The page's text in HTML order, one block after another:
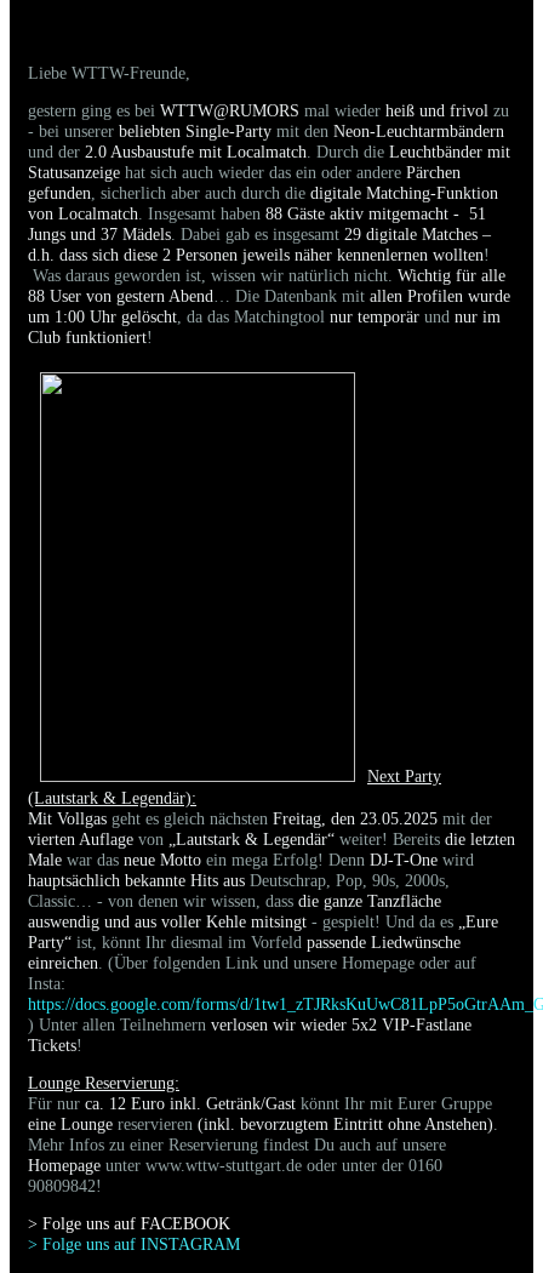
Liebe WTTW-Freunde,
gestern ging es bei WTTW@RUMORS mal wieder heiß und frivol zu
- bei unserer beliebten Single-Party mit den Neon-Leuchtarmbändern
und der 2.0 Ausbaustufe mit Localmatch . Durch die Leuchtbänder mit
Statusanzeige hat sich auch wieder das ein oder andere Pärchen
gefunden , sicherlich aber auch durch die digitale Matching-Funktion
von Localmatch . Insgesamt haben 88 Gäste aktiv mitgemacht - 51
Jungs und 37 Mädels . Dabei gab es insgesamt 29 digitale Matches –
d.h. dass sich diese 2 Personen jeweils näher kennenlernen wollten!
Was daraus geworden ist, wissen wir natürlich nicht. Wichtig für alle
88 User von gestern Abend … Die Datenbank mit allen Profilen wurde
um 1:00 Uhr gelöscht , da das Matchingtool nur temporär und nur im
Club funktioniert!
Next Party
(Lautstark & Legendär):
Mit Vollgas geht es gleich nächsten Freitag, den 23.05.2025 mit der
vierten Auflage von „Lautstark & Legendär“ weiter! Bereits die letzten
Male war das neue Motto ein mega Erfolg! Denn DJ-T-One wird
hauptsächlich bekannte Hits aus Deutschrap, Pop, 90s, 2000s,
Classic… - von denen wir wissen, dass die ganze Tanzfläche
auswendig und aus voller Kehle mitsingt - gespielt! Und da es
„Eure
Party“ ist, könnt Ihr diesmal im Vorfeld passende Liedwünsche
einreichen . (Über folgenden Link und unsere Homepage oder auf
Insta:
https://docs.google.com/forms/d/
) Unter allen Teilnehmern verlosen wir wieder 5x2 VIP-Fastlane
Tickets!
Lounge Reservierung:
Für nur ca. 12 Euro inkl. Getränk/Gast könnt Ihr mit Eurer Gruppe
eine Lounge reservieren (inkl. bevorzugtem Eintritt ohne Anstehen)
Mehr Infos zu einer Reservierung findest Du auch auf unsere
Homepage unter www.wttw-stuttgart.de oder unter der 0160
90809842!
> Folge uns auf FACEBOOK
> Folge uns auf INSTAGRAM